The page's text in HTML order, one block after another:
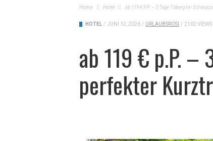
Home Hotel Ab 119 € P.P. – 3 Tage Triberg Im
HOTEL / JUNI 12, 2026 / URLAUBSROSI / 2102 VIEWS
ab 119 € p.P. –
perfekter